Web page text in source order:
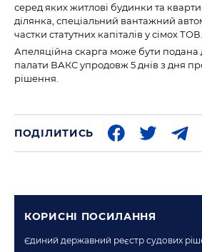
серед яких житлові будинки та
ділянка, спеціальний вантажний
частки статутних капіталів у сімох ТОВ.
Апеляційна скарга може бути подана
палати ВАКС упродовж 5 днів з дня
рішення.
ПОДІЛИТИСЬ
КОРИСНI ПОСИЛАННЯ
Єдиний державний реєстр судових